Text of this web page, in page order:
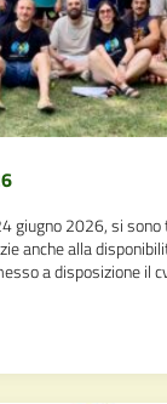
giugno 2026, si
anche alla
a disposizione il